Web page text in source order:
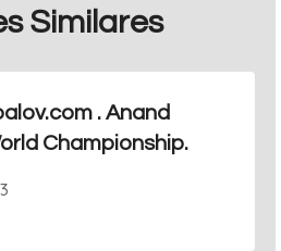
Similares
. Anand
Championship.